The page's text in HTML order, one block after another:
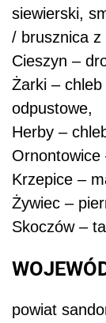
siewierski,
/ brusznica z
Cieszyn –
Żarki –
odpustowe,
Herby –
Ornontowice
Krzepice –
Żywiec –
Skoczów –
powiat